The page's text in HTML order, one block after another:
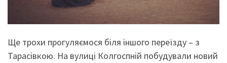
Ще трохи прогуляємося біля іншого переїзду – з
Тарасівкою. На вулиці Колгоспній побудували новий